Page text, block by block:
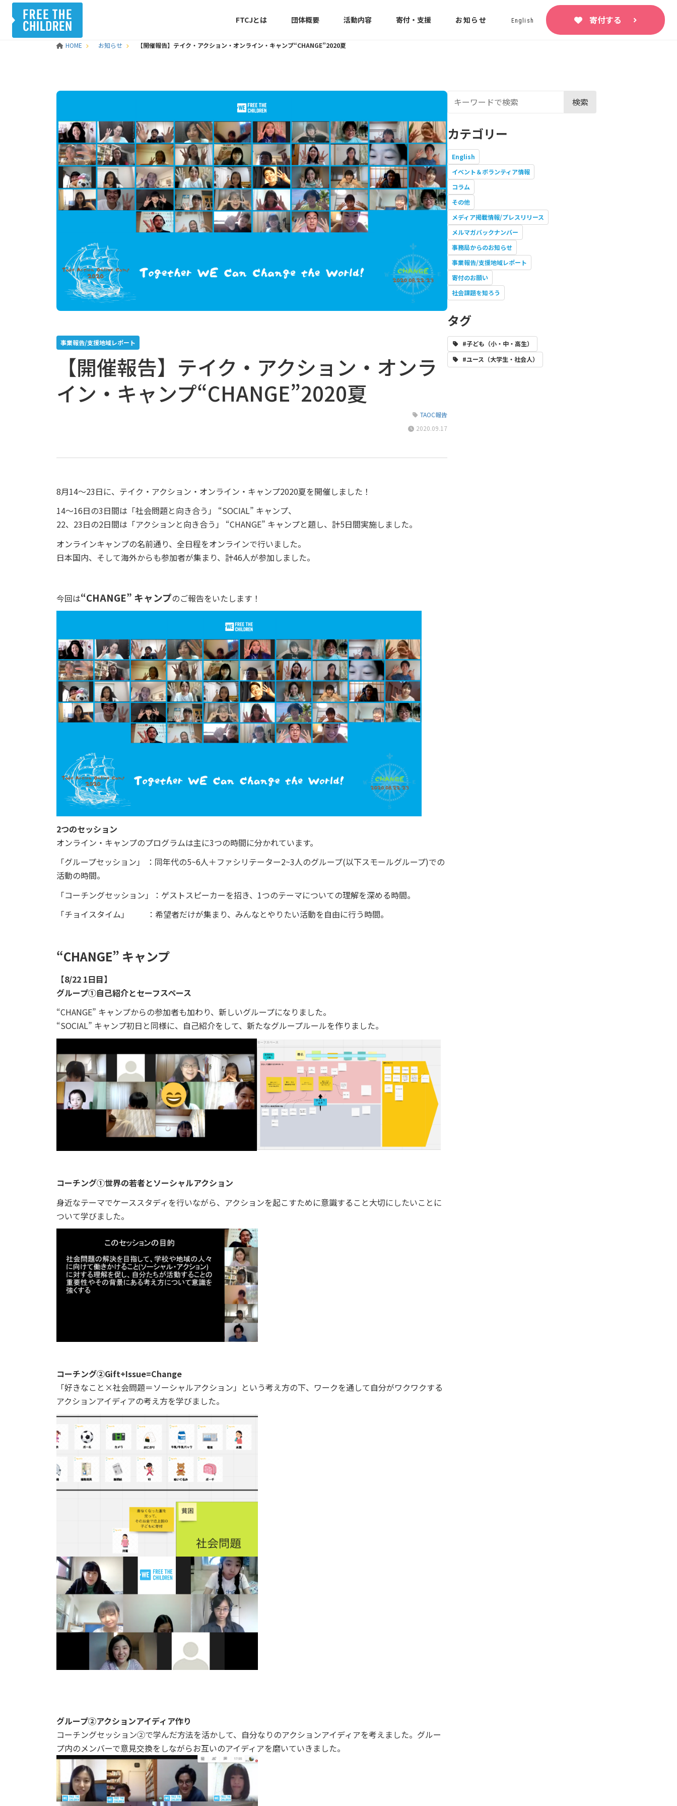
FTCJとは 団体概要 活動内容 寄付・支援 お知らせ English 寄付する
HOME お知らせ 【開催報告】テイク・アクション・オンライン・キャンプ“CHANGE”2020夏
事業報告/支援地域レポート
【開催報告】テイク・アクション・オンラ
イン・キャンプ“CHANGE”2020夏
TAOC報告
2020.09.17
8月14〜23日に、テイク・アクション・オンライン・キャンプ2020夏を開催しました！
14〜16日の3日間は「社会問題と向き合う」 “SOCIAL” キャンプ、
22、23日の2日間は「アクションと向き合う」 “CHANGE” キャンプと題し、計5日間実施しました。
オンラインキャンプの名前通り、全日程をオンラインで行いました。
日本国内、そして海外からも参加者が集まり、計46人が参加しました。
今回は“CHANGE” キャンプのご報告をいたします！
2つのセッション
オンライン・キャンプのプログラムは主に3つの時間に分かれています。
「グループセッション」 ：同年代の5~6人＋ファシリテーター2~3人のグループ(以下スモールグループ)での
活動の時間。
「コーチングセッション」：ゲストスピーカーを招き、1つのテーマについての理解を深める時間。
「チョイスタイム」 ：希望者だけが集まり、みんなとやりたい活動を自由に行う時間。
“CHANGE” キャンプ
【8/22 1日目】
グループ①自己紹介とセーフスペース
“CHANGE” キャンプからの参加者も加わり、新しいグループになりました。
“SOCIAL” キャンプ初日と同様に、自己紹介をして、新たなグループルールを作りました。
コーチング①世界の若者とソーシャルアクション
身近なテーマでケーススタディを行いながら、アクションを起こすために意識すること大切にしたいことに
ついて学びました。
コーチング②Gift+Issue=Change
「好きなこと×社会問題＝ソーシャルアクション」という考え方の下、ワークを通して自分がワクワクする
アクションアイディアの考え方を学びました。
グループ②アクションアイディア作り
コーチングセッション②で学んだ方法を活かして、自分なりのアクションアイディアを考えました。グルー
プ内のメンバーで意見交換をしながらお互いのアイディアを磨いていきました。
検索
カテゴリー
English
イベント＆ボランティア情報
コラム
その他
メディア掲載情報/プレスリリース
メルマガバックナンバー
事務局からのお知らせ
事業報告/支援地域レポート
寄付のお願い
社会課題を知ろう
タグ
#子ども（小・中・高生）
#ユース（大学生・社会人）